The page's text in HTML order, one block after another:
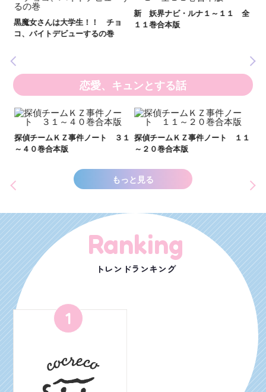
黒魔女さんは大学生！！ チョ
コ、バイトデビューするの巻
新 妖界ナビ・ルナ１～１１ 全
１１巻合本版
恋愛、キュンとする話
探偵チームＫＺ事件ノート ３１
～４０巻合本版
探偵チームＫＺ事件ノート １１
～２０巻合本版
もっと見る
Ranking
トレンドランキング
1